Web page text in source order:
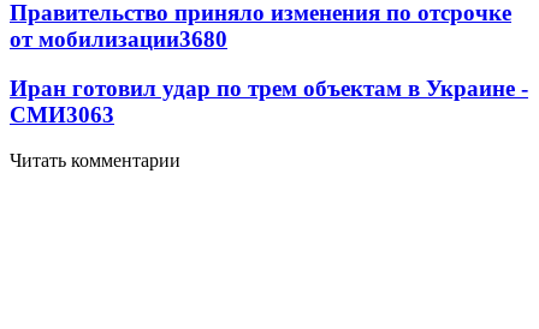
Правительство приняло изменения по отсрочке
от мобилизации3680
Иран готовил удар по трем объектам в Украине -
СМИ3063
Читать комментарии